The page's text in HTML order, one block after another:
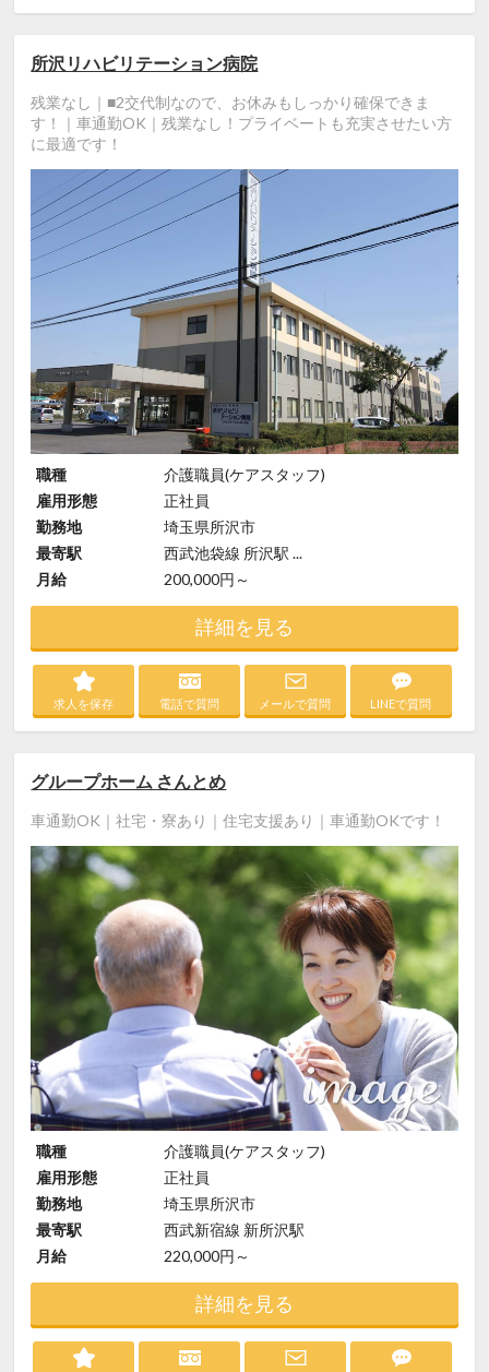
所沢リハビリテーション病院
残業なし｜■2交代制なので、お休みもしっかり確保できま
す！｜車通勤OK｜残業なし！プライベートも充実させたい方
に最適です！
職種
介護職員(ケアスタッフ)
雇用形態
正社員
勤務地
埼玉県所沢市
最寄駅
西武池袋線 所沢駅 ...
月給
200,000円～
詳細を見る
求人を保存 電話で質問 メールで質問 LINEで質問
グループホーム さんとめ
車通勤OK｜社宅・寮あり｜住宅支援あり｜車通勤OKです！
職種
介護職員(ケアスタッフ)
雇用形態
正社員
勤務地
埼玉県所沢市
最寄駅
西武新宿線 新所沢駅
月給
220,000円～
詳細を見る